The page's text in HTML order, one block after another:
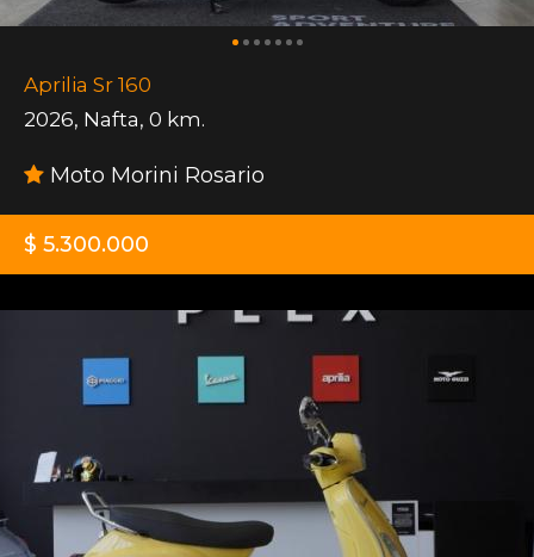
Aprilia Sr 160
2026, Nafta, 0 km.
Moto Morini Rosario
$ 5.300.000